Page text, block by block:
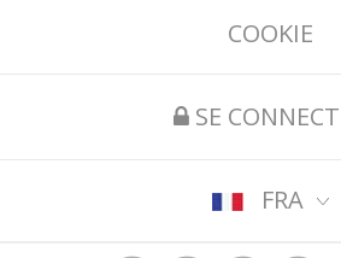
COOKIE
SE
FRA